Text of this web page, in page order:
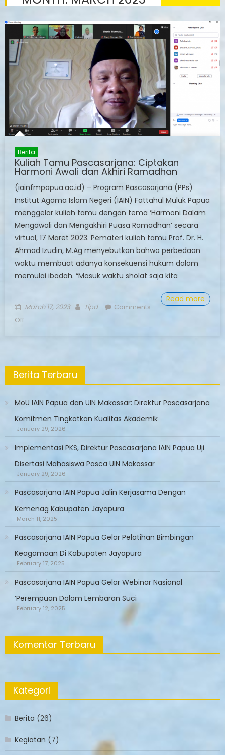
Berita
Kuliah Tamu Pascasarjana: Ciptakan
Harmoni Awali dan Akhiri Ramadhan
(iainfmpapua.ac.id) – Program Pascasarjana (PPs)
Institut Agama Islam Negeri (IAIN) Fattahul Muluk Papua
menggelar kuliah tamu dengan tema ‘Harmoni Dalam
Mengawali dan Mengakhiri Puasa Ramadhan’ secara
virtual, 17 Maret 2023. Pemateri kuliah tamu Prof. Dr. H.
Ahmad Izudin, M.Ag menyebutkan bahwa perbedaan
waktu membuat adanya konsekuensi hukum dalam
memulai ibadah. “Masuk waktu sholat saja kita
Read more
Posted
on
March 17, 2023 Author
tipd
Comments
Offon
Ciptakan
Harmoni
dan
Ramadhan
Berita Terbaru
MoU IAIN Papua dan UIN Makassar: Direktur Pascasarjana
Komitmen Tingkatkan Kualitas Akademik
January 29, 2026
Implementasi PKS, Direktur Pascasarjana IAIN Papua Uji
Disertasi Mahasiswa Pasca UIN Makassar
January 29, 2026
Pascasarjana IAIN Papua Jalin Kerjasama Dengan
Kemenag Kabupaten Jayapura
March 11, 2025
Pascasarjana IAIN Papua Gelar Pelatihan Bimbingan
Keagamaan Di Kabupaten Jayapura
February 17, 2025
Pascasarjana IAIN Papua Gelar Webinar Nasional
‘Perempuan Dalam Lembaran Suci
February 12, 2025
Komentar Terbaru
Kategori
Berita (26)
Kegiatan (7)